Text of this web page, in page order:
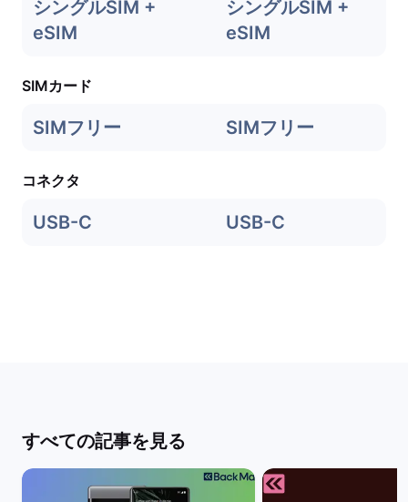
シングルSIM +
eSIM
シングルSIM +
eSIM
SIMカード
SIMフリー SIMフリー
コネクタ
USB-C USB-C
すべての記事を見る